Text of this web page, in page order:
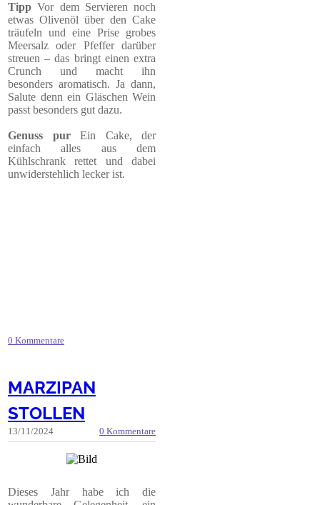
TippVor dem Servieren noch
etwas Olivenöl über den Cake
träufeln und eine Prise grobes
Meersalz oder Pfeffer darüber
streuen – das bringt einen extra
Crunch und macht ihn
besonders aromatisch. Ja dann,
Salute denn ein Gläschen Wein
passt besonders gut dazu.
Genuss pur Ein Cake, der
einfach alles aus dem
Kühlschrank rettet und dabei
unwiderstehlich lecker ist.
0 Kommentare
MARZIPAN
STOLLEN
13/11/2024 0 Kommentare
Dieses Jahr habe ich die